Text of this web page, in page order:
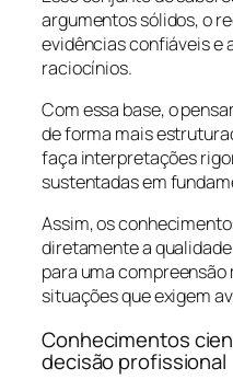
argumentos sólidos, o
evidências confiáveis e
raciocínios.
Com essa base, o
de forma mais
faça interpretações
sustentadas em
Assim, os
diretamente a
para uma
situações que exigem
Conhecimentos
decisão profissional